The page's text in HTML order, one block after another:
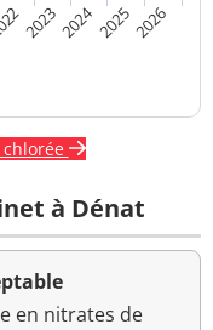
2023202420252026
à Dénat
en nitrates de